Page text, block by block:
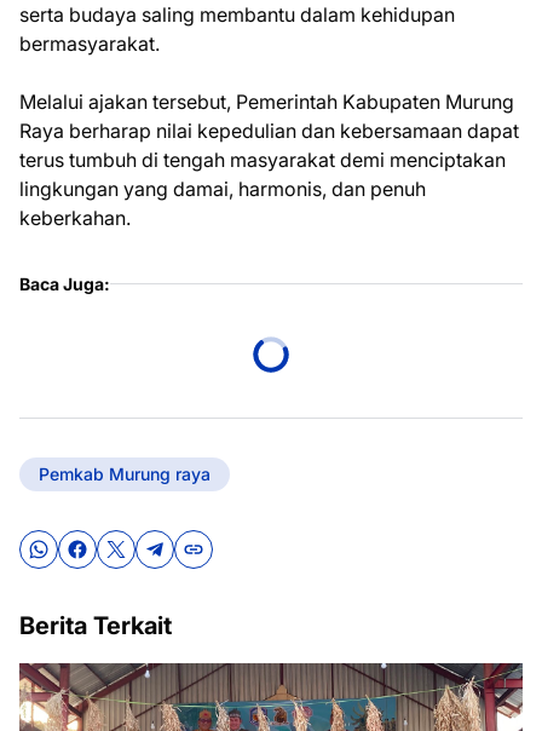
serta budaya saling membantu dalam kehidupan
bermasyarakat.
Melalui ajakan tersebut, Pemerintah Kabupaten Murung
Raya berharap nilai kepedulian dan kebersamaan dapat
terus tumbuh di tengah masyarakat demi menciptakan
lingkungan yang damai, harmonis, dan penuh
keberkahan.
Baca Juga:
Pemkab Murung raya
Berita Terkait